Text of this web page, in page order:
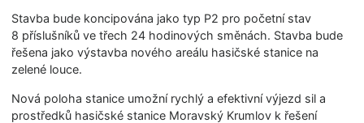
Stavba bude koncipována jako typ P2 pro početní stav
8 příslušníků ve třech 24 hodinových směnách. Stavba bude
řešena jako výstavba nového areálu hasičské stanice na
zelené louce.
Nová poloha stanice umožní rychlý a efektivní výjezd sil a
prostředků hasičské stanice Moravský Krumlov k řešení